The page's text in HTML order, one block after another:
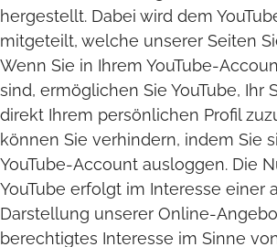
hergestellt. Dabei wird dem
mitgeteilt, welche unserer Seiten
Wenn Sie in Ihrem YouTube-
sind, ermöglichen Sie YouTube, Ihr
direkt Ihrem persönlichen Profil
können Sie verhindern, indem Sie
YouTube-Account ausloggen. Die
YouTube erfolgt im Interesse einer
Darstellung unserer Online-
berechtigtes Interesse im Sinne